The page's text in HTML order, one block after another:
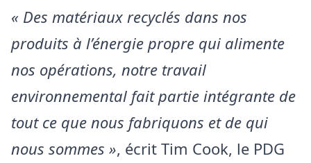
« Des matériaux recyclés dans nos
produits à l’énergie propre qui alimente
nos opérations, notre travail
environnemental fait partie intégrante de
tout ce que nous fabriquons et de qui
nous sommes », écrit Tim Cook, le PDG